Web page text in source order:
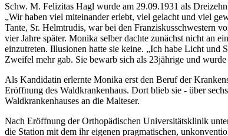
Schw. M. Felizitas Hagl wurde am 29.09.1931 als
„Wir haben viel miteinander erlebt, viel gelacht und viel
Tante, Sr. Helmtrudis, war bei den Franziskusschwestern
vier Jahre später. Monika selber dachte zunächst nicht an
einzutreten. Illusionen hatte sie keine. „Ich habe Licht und
Zweifel mehr gab. Sie bewarb sich als 23jährige und
Als Kandidatin erlernte Monika erst den Beruf der
Eröffnung des Waldkrankenhaus. Dort blieb sie - über
Waldkrankenhauses an die Malteser.
Nach Eröffnung der Orthopädischen Universitätsklinik
die Station mit dem ihr eigenen pragmatischen,